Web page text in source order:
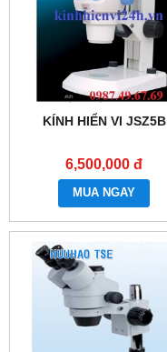
KÍNH HIỂN VI JSZ5B
6,500,000 đ
MUA NGAY